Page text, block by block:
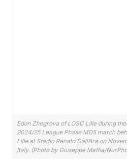
Edon Zhegrova of LOSC Lille during
2024/25 League Phase MD5 match
Lille at Stadio Renato Dall’Ara on
Italy. (Photo by Giuseppe Maffia/